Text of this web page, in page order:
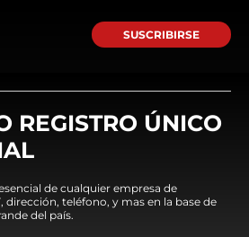
SUSCRIBIRSE
REGISTRO ÚNICO
de cualquier empresa de
dirección, teléfono, y mas en la base de
del país.